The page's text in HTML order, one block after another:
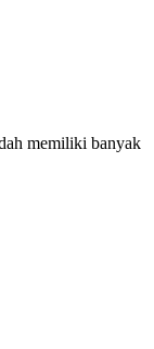
memiliki banyak